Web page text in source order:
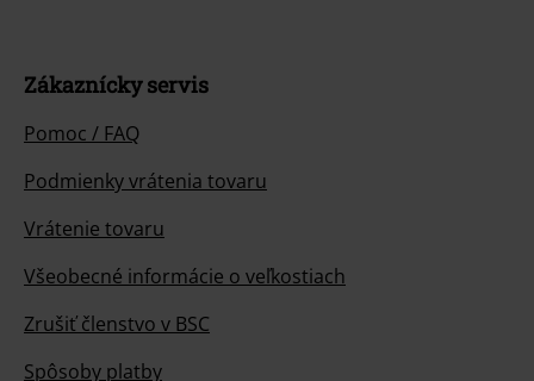
Zákaznícky servis
Pomoc / FAQ
Podmienky vrátenia tovaru
Vrátenie tovaru
Všeobecné informácie o veľkostiach
Zrušiť členstvo v BSC
Spôsoby platby